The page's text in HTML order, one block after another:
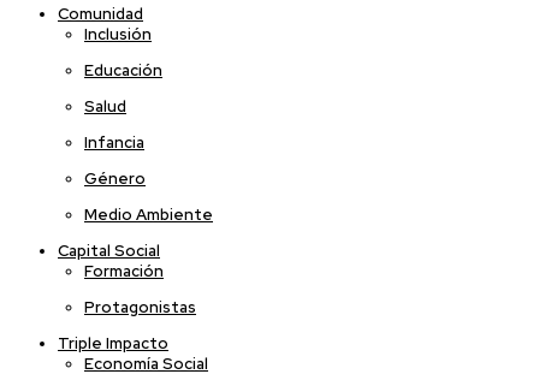
Comunidad
Inclusión
Educación
Salud
Infancia
Género
Medio Ambiente
Capital Social
Formación
Protagonistas
Triple Impacto
Economía Social